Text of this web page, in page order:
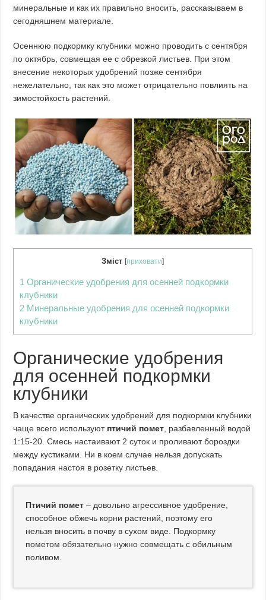
минеральные и как их правильно вносить, рассказываем в
сегодняшнем материале.
Осеннюю подкормку клубники можно проводить с сентября
по октябрь, совмещая ее с обрезкой листьев. При этом
внесение некоторых удобрений позже сентября
нежелательно, так как это может отрицательно повлиять на
зимостойкость растений.
Зміст [приховати]
1 Органические удобрения для осенней подкормки
клубники
2 Минеральные удобрения для осенней подкормки
клубники
Органические удобрения
для осенней подкормки
клубники
В качестве органических удобрений для подкормки клубники
чаще всего используют птичий помет , разбавленный водой
1:15-20. Смесь настаивают 2 суток и проливают бороздки
между кустиками. Ни в коем случае нельзя допускать
попадания настоя в розетку листьев.
Птичий помет – довольно агрессивное удобрение,
способное обжечь корни растений, поэтому его
нельзя вносить в почву в сухом виде. Подкормку
пометом обязательно нужно совмещать с обильным
поливом.